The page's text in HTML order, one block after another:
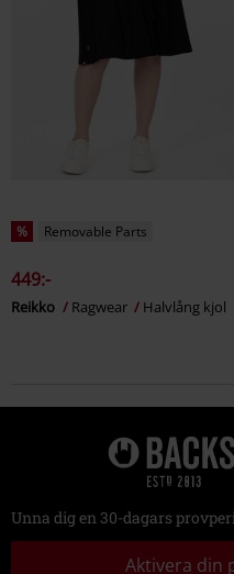
% Removable Parts
449:-
Reikko Ragwear Halvlång kjol
Unna dig en 30-dagars
Aktivera din